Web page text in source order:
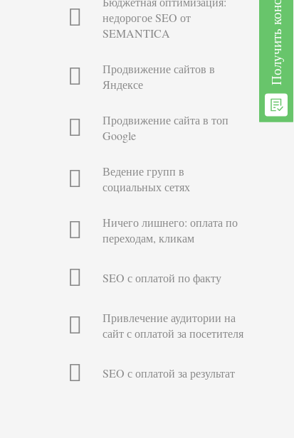
недорогое SEO от
SEMANTICA
Продвижение сайтов в
Яндексе
Продвижение сайта в топ
Google
Ведение групп в
социальных сетях
Ничего лишнего: оплата по
переходам, кликам
SEO с оплатой по факту
Привлечение аудитории на
сайт с оплатой за посетителя
SEO с оплатой за результат